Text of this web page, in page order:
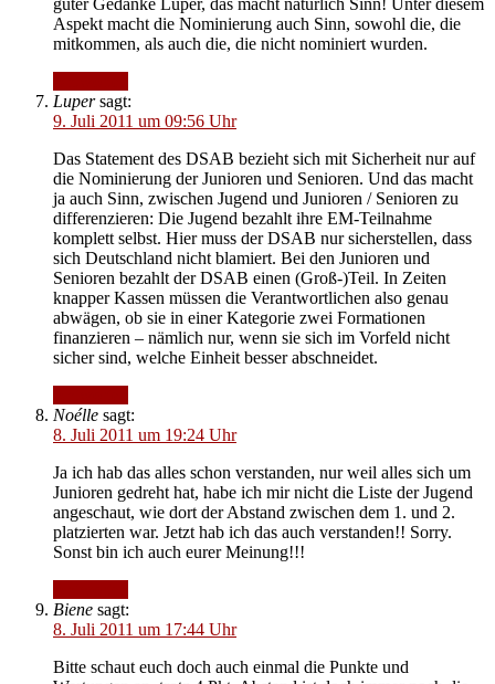
guter Gedanke Luper, das macht natürlich Sinn! Unter diesem
Aspekt macht die Nominierung auch Sinn, sowohl die, die
mitkommen, als auch die, die nicht nominiert wurden.
Luper sagt:
9. Juli 2011 um 09:56 Uhr
Das Statement des DSAB bezieht sich mit Sicherheit nur auf
die Nominierung der Junioren und Senioren. Und das macht
ja auch Sinn, zwischen Jugend und Junioren / Senioren zu
differenzieren: Die Jugend bezahlt ihre EM-Teilnahme
komplett selbst. Hier muss der DSAB nur sicherstellen, dass
sich Deutschland nicht blamiert. Bei den Junioren und
Senioren bezahlt der DSAB einen (Groß-)Teil. In Zeiten
knapper Kassen müssen die Verantwortlichen also genau
abwägen, ob sie in einer Kategorie zwei Formationen
finanzieren – nämlich nur, wenn sie sich im Vorfeld nicht
sicher sind, welche Einheit besser abschneidet.
Noélle sagt:
8. Juli 2011 um 19:24 Uhr
Ja ich hab das alles schon verstanden, nur weil alles sich um
Junioren gedreht hat, habe ich mir nicht die Liste der Jugend
angeschaut, wie dort der Abstand zwischen dem 1. und 2.
platzierten war. Jetzt hab ich das auch verstanden!! Sorry.
Sonst bin ich auch eurer Meinung!!!
Biene sagt:
8. Juli 2011 um 17:44 Uhr
Bitte schaut euch doch auch einmal die Punkte und